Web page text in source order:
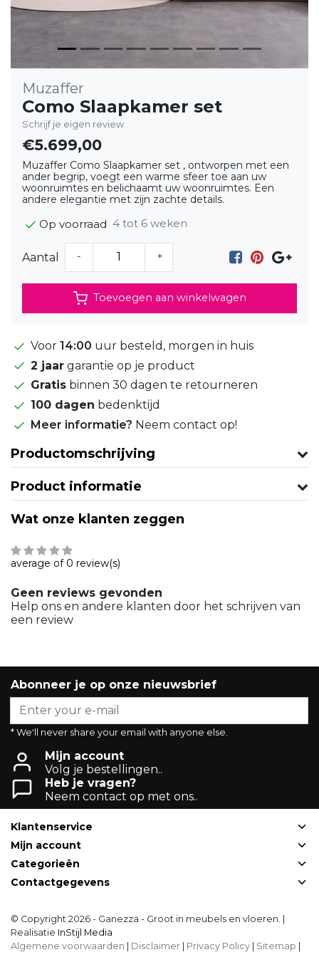
Muzaffer
Como Slaapkamer set
Schrijf je eigen review
€5.699,00
Muzaffer Como Slaapkamer set , ontworpen met een
ander begrip, voegt een warme sfeer toe aan uw
woonruimtes en belichaamt uw woonruimtes. Een
andere elegantie met zijn zachte details.
Op voorraad 4 tot 6 weken
Aantal - +
Toevoegen aan winkelwagen
Voor 14:00 uur besteld, morgen in huis
2 jaar garantie op je product
Gratis binnen 30 dagen te retourneren
100 dagen bedenktijd
Meer informatie? Neem contact op!
Productomschrijving
Product informatie
Wat onze klanten zeggen
average of 0 review(s)
Geen reviews gevonden
Help ons en andere klanten door het schrijven van
een review
Abonneer je op onze nieuwsbrief
* We'll never share your email with anyone else.
Mijn account
Volg je bestellingen..
Heb je vragen?
Neem contact op met ons..
Klantenservice
Mijn account
Categorieën
Contactgegevens
© Copyright 2026 - Ganezza - Groot in meubels en vloeren. |
Realisatie InStijl Media
Algemene voorwaarden
Disclaimer Privacy Policy Sitemap